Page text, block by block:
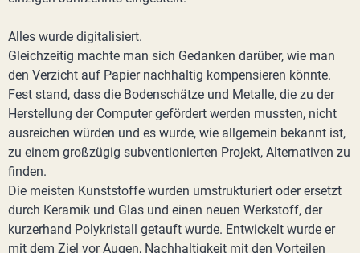
Alles wurde digitalisiert.
Gleichzeitig machte man sich Gedanken darüber, wie man
den Verzicht auf Papier nachhaltig kompensieren könnte.
Fest stand, dass die Bodenschätze und Metalle, die zu der
Herstellung der Computer gefördert werden mussten, nicht
ausreichen würden und es wurde, wie allgemein bekannt ist,
zu einem großzügig subventionierten Projekt, Alternativen zu
finden.
Die meisten Kunststoffe wurden umstrukturiert oder ersetzt
durch Keramik und Glas und einen neuen Werkstoff, der
kurzerhand Polykristall getauft wurde. Entwickelt wurde er
mit dem Ziel vor Augen, Nachhaltigkeit mit den Vorteilen